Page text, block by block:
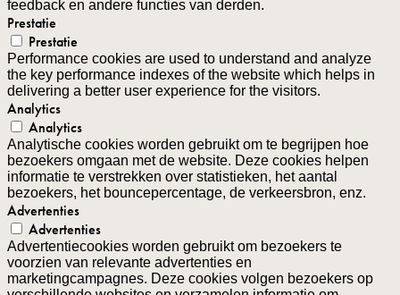
feedback en andere functies van derden.
Prestatie
Prestatie
Performance cookies are used to understand and analyze
the key performance indexes of the website which helps in
delivering a better user experience for the visitors.
Analytics
Analytics
Analytische cookies worden gebruikt om te begrijpen hoe
bezoekers omgaan met de website. Deze cookies helpen
informatie te verstrekken over statistieken, het aantal
bezoekers, het bouncepercentage, de verkeersbron, enz.
Advertenties
Advertenties
Advertentiecookies worden gebruikt om bezoekers te
voorzien van relevante advertenties en
marketingcampagnes. Deze cookies volgen bezoekers op